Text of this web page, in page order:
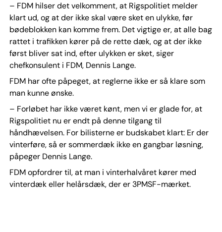
– FDM hilser det velkomment, at Rigspolitiet melder
klart ud, og at der ikke skal være sket en ulykke, før
bødeblokken kan komme frem. Det vigtige er, at alle bag
rattet i trafikken kører på de rette dæk, og at der ikke
først bliver sat ind, efter ulykken er sket, siger
chefkonsulent i FDM, Dennis Lange.
FDM har ofte påpeget, at reglerne ikke er så klare som
man kunne ønske.
– Forløbet har ikke været kønt, men vi er glade for, at
Rigspolitiet nu er endt på denne tilgang til
håndhævelsen. For bilisterne er budskabet klart: Er der
vinterføre, så er sommerdæk ikke en gangbar løsning,
påpeger Dennis Lange.
FDM opfordrer til, at man i vinterhalvåret kører med
vinterdæk eller helårsdæk, der er 3PMSF-mærket.